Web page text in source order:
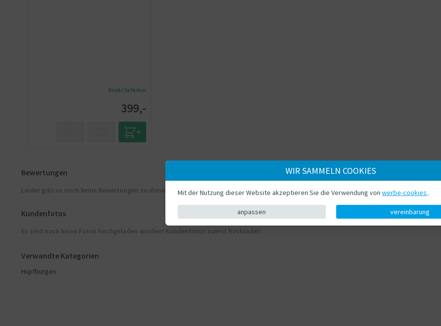
399,-
Direkt lieferbar
Bewertungen
Eine neue Bewertung schreiben
Leider gibt es noch keine Bewertungen zu diesem Produkt
Kundenfotos
Es sind noch keine Fotos hochgeladen worden! Kundenfotos zuerst hochladen
Verwandte Kategorien
Hüpfburgen
WIR SAMMELN COOKIES
Mit der Nutzung dieser Website akzeptieren Sie die Verwendung von werbe-cookies .
anpassen vereinbarung